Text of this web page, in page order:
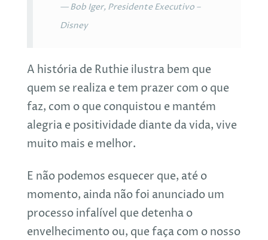
Bob Iger, Presidente Executivo –
Disney
A história de Ruthie ilustra bem que
quem se realiza e tem prazer com o que
faz, com o que conquistou e mantém
alegria e positividade diante da vida, vive
muito mais e melhor.
E não podemos esquecer que, até o
momento, ainda não foi anunciado um
processo infalível que detenha o
envelhecimento ou, que faça com o nosso